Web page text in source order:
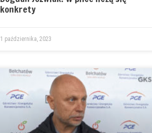
konkrety
1 października, 2023